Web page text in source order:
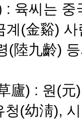
: 육씨는
계(金谿)
(陸九齡)
廬) : 원(
(幼淸),